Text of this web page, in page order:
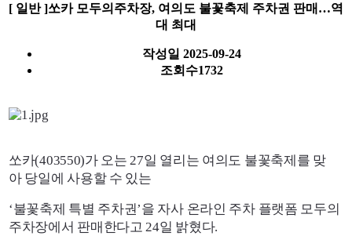
[ 일반 ]쏘카 모두의주차장, 여의도 불꽃축제 주차권 판매…역
대 최대
작성일 2025-09-24
조회수1732
쏘카(403550)가 오는 27일 열리는 여의도 불꽃축제를 맞
아 당일에 사용할 수 있는
‘불꽃축제 특별 주차권’을 자사 온라인 주차 플랫폼 모두의
주차장에서 판매한다고 24일 밝혔다.